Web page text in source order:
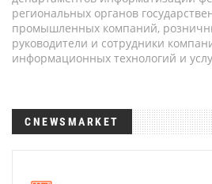
региональных органов
промышленных компаний,
руководители и сотрудники
информационных технологий и
CNEWSMARKET